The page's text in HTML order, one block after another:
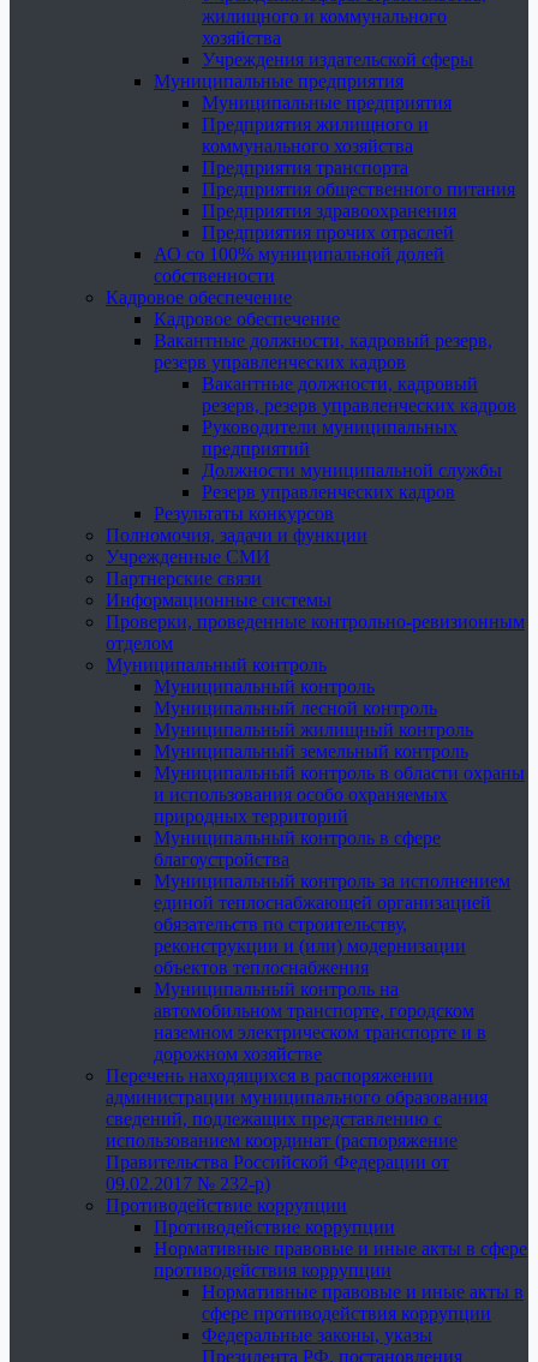
жилищного и коммунального
хозяйства
Учреждения издательской сферы
Муниципальные предприятия
Муниципальные предприятия
Предприятия жилищного и
коммунального хозяйства
Предприятия транспорта
Предприятия общественного питания
Предприятия здравоохранения
Предприятия прочих отраслей
АО со 100% муниципальной долей
собственности
Кадровое обеспечение
Кадровое обеспечение
Вакантные должности, кадровый резерв,
резерв управленческих кадров
Вакантные должности, кадровый
резерв, резерв управленческих кадров
Руководители муниципальных
предприятий
Должности муниципальной службы
Резерв управленческих кадров
Результаты конкурсов
Полномочия, задачи и функции
Учрежденные СМИ
Партнерские связи
Информационные системы
Проверки, проведенные контрольно-ревизионным
отделом
Муниципальный контроль
Муниципальный контроль
Муниципальный лесной контроль
Муниципальный жилищный контроль
Муниципальный земельный контроль
Муниципальный контроль в области охраны
и использования особо охраняемых
природных территорий
Муниципальный контроль в сфере
благоустройства
Муниципальный контроль за исполнением
единой теплоснабжающей организацией
обязательств по строительству,
реконструкции и (или) модернизации
объектов теплоснабжения
Муниципальный контроль на
автомобильном транспорте, городском
наземном электрическом транспорте и в
дорожном хозяйстве
Перечень находящихся в распоряжении
администрации муниципального образования
сведений, подлежащих представлению с
использованием координат (распоряжение
Правительства Российской Федерации от
09.02.2017 № 232-р)
Противодействие коррупции
Противодействие коррупции
Нормативные правовые и иные акты в сфере
противодействия коррупции
Нормативные правовые и иные акты в
сфере противодействия коррупции
Федеральные законы, указы
Президента РФ, постановления